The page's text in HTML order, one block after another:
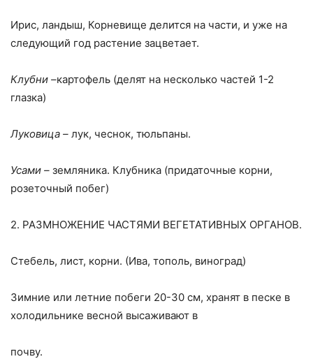
Ирис, ландыш, Корневище делится на части, и уже на
следующий год растение зацветает.
Клубни –картофель (делят на несколько частей 1-2
глазка)
Луковица – лук, чеснок, тюльпаны.
Усами – земляника. Клубника (придаточные корни,
розеточный побег)
2. РАЗМНОЖЕНИЕ ЧАСТЯМИ ВЕГЕТАТИВНЫХ ОРГАНОВ.
Стебель, лист, корни. (Ива, тополь, виноград)
Зимние или летние побеги 20-30 см, хранят в песке в
холодильнике весной высаживают в
почву.